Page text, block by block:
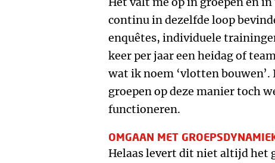
continu in dezelfde loop
enquêtes, individuele
keer per jaar een heidag of
wat ik noem ‘vlotten bouwen’.
groepen op deze manier toch
functioneren.
OMGAAN MET
Helaas levert dit niet altijd het